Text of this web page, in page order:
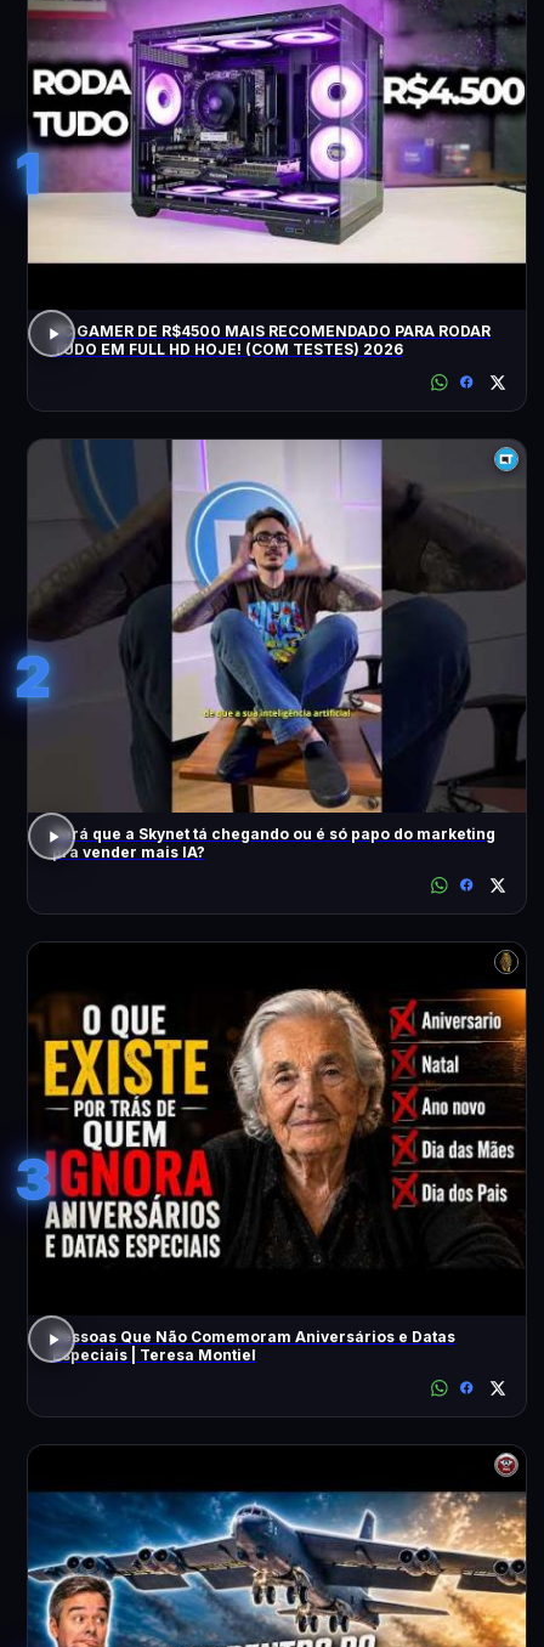
1
PC GAMER DE R$4500 MAIS RECOMENDADO PARA RODAR
TUDO EM FULL HD HOJE! (COM TESTES) 2026
2
Será que a Skynet tá chegando ou é só papo do marketing
pra vender mais IA?
3
Pessoas Que Não Comemoram Aniversários e Datas
Especiais | Teresa Montiel